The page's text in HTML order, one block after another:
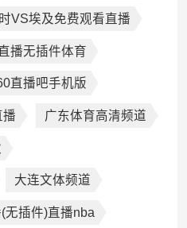
VS埃及免费观看直播
播无插件体育
直播吧手机版
播 广东体育高清频道
大连文体频道
无插件)直播nba